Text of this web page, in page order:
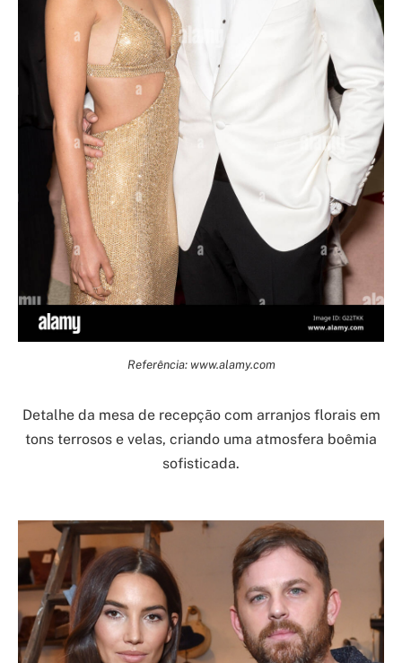
Referência: www.alamy.com
Detalhe da mesa de recepção com arranjos florais em
tons terrosos e velas, criando uma atmosfera boêmia
sofisticada.